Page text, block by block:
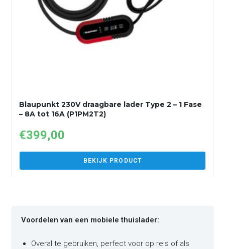
Blaupunkt 230V draagbare lader Type 2 – 1 Fase
– 8A tot 16A (P1PM2T2)
€399,00
BEKIJK PRODUCT
Voordelen van een mobiele thuislader:
Overal te gebruiken, perfect voor op reis of als